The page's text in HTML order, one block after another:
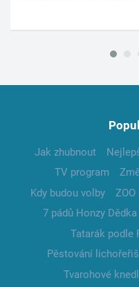
Jak zhubnout
TV program
Kdy budou volby
7 pádů Honzy Dědka
Tatarák podle
Pěstování
Tvarohové